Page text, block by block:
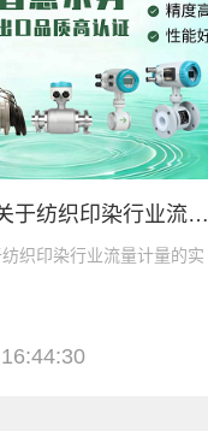
康宝莱水务关于纺织印染行业流量计量的实施方案
织印染行业流量计量的实